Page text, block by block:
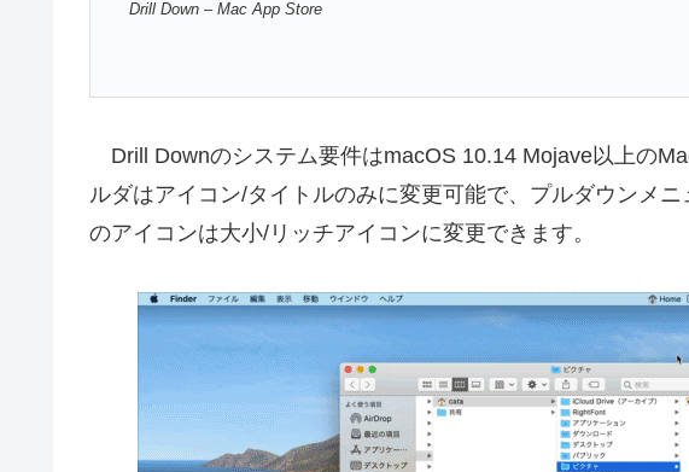
‎Drill Down – Mac App Store
Drill Downのシステム要件はmacOS 10.14 Mojave以上の
ルダはアイコン/タイトルのみに変更可能で、プルダウンメ
のアイコンは大小/リッチアイコンに変更できます。